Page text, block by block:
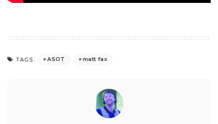
TAGS: ASOT matt fax